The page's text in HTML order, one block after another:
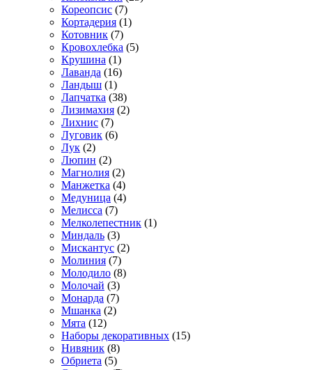
Кореопсис (7)
Кортадерия (1)
Котовник (7)
Кровохлебка (5)
Крушина (1)
Лаванда (16)
Ландыш (1)
Лапчатка (38)
Лизимахия (2)
Лихнис (7)
Луговик (6)
Лук (2)
Люпин (2)
Магнолия (2)
Манжетка (4)
Медуница (4)
Мелисса (7)
Мелколепестник (1)
Миндаль (3)
Мискантус (2)
Молиния (7)
Молодило (8)
Молочай (3)
Монарда (7)
Мшанка (2)
Мята (12)
Наборы декоративных (15)
Нивяник (8)
Обриета (5)